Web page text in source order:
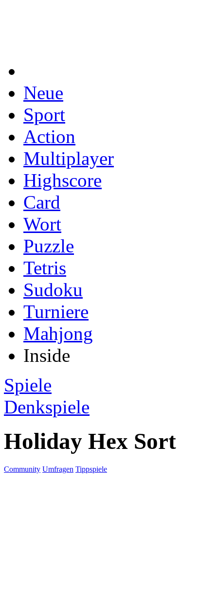
Neue
Sport
Action
Multiplayer
Highscore
Card
Wort
Puzzle
Tetris
Sudoku
Turniere
Mahjong
Inside
Spiele
Denkspiele
Holiday Hex Sort
Community Umfragen Tippspiele